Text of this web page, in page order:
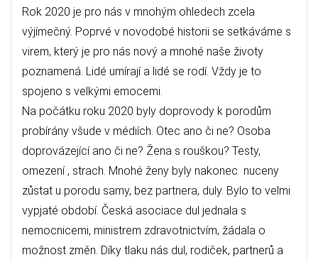
Rok 2020 je pro nás v mnohým ohledech zcela
výjímečný. Poprvé v novodobé historii se setkáváme s
virem, který je pro nás nový a mnohé naše životy
poznamená. Lidé umírají a lidé se rodí. Vždy je to
spojeno s velkými emocemi.
Na počátku roku 2020 byly doprovody k porodům
probírány všude v médiích. Otec ano či ne? Osoba
doprovázející ano či ne? Žena s rouškou? Testy,
omezení , strach. Mnohé ženy byly nakonec nuceny
zůstat u porodu samy, bez partnera, duly. Bylo to velmi
vypjaté období. Česká asociace dul jednala s
nemocnicemi, ministrem zdravotnictvím, žádala o
možnost změn. Díky tlaku nás dul, rodiček, partnerů a